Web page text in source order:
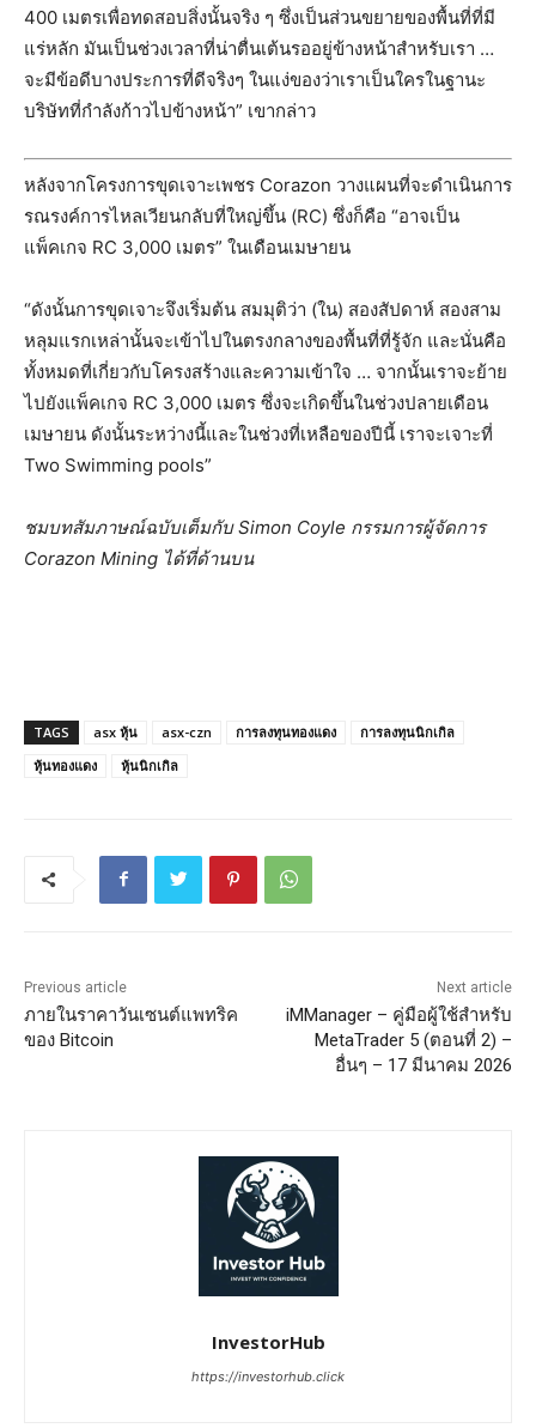
400 เมตรเพื่อทดสอบสิ่งนั้นจริง ๆ ซึ่งเป็นส่วนขยายของพื้นที่ที่มี
แร่หลัก มันเป็นช่วงเวลาที่น่าตื่นเต้นรออยู่ข้างหน้าสำหรับเรา …
จะมีข้อดีบางประการที่ดีจริงๆ ในแง่ของว่าเราเป็นใครในฐานะ
บริษัทที่กำลังก้าวไปข้างหน้า” เขากล่าว
หลังจากโครงการขุดเจาะเพชร Corazon วางแผนที่จะดำเนินการ
รณรงค์การไหลเวียนกลับที่ใหญ่ขึ้น (RC) ซึ่งก็คือ “อาจเป็น
แพ็คเกจ RC 3,000 เมตร” ในเดือนเมษายน
“ดังนั้นการขุดเจาะจึงเริ่มต้น สมมุติว่า (ใน) สองสัปดาห์ สองสาม
หลุมแรกเหล่านั้นจะเข้าไปในตรงกลางของพื้นที่ที่รู้จัก และนั่นคือ
ทั้งหมดที่เกี่ยวกับโครงสร้างและความเข้าใจ … จากนั้นเราจะย้าย
ไปยังแพ็คเกจ RC 3,000 เมตร ซึ่งจะเกิดขึ้นในช่วงปลายเดือน
เมษายน ดังนั้นระหว่างนี้และในช่วงที่เหลือของปีนี้ เราจะเจาะที่
Two Swimming pools”
ชมบทสัมภาษณ์ฉบับเต็มกับ Simon Coyle กรรมการผู้จัดการ
Corazon Mining ได้ที่ด้านบน
TAGS asx หุ้น asx-czn การลงทุนทองแดง
การลงทุนนิกเกิล
หุ้นทองแดง
หุ้นนิกเกิล
Previous article
ภายในราคาวันเซนต์แพทริค
ของ Bitcoin
Next article
iMManager – คู่มือผู้ใช้สำหรับ
MetaTrader 5 (ตอนที่ 2) –
อื่นๆ – 17 มีนาคม 2026
InvestorHub
https://investorhub.click